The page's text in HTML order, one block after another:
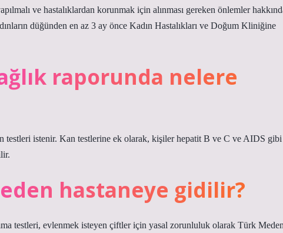
ve hastalıklardan korunmak için alınması gereken önlemler
düğünden en az 3 ay önce Kadın Hastalıkları ve Doğum Kliniğine
raporunda nelere
istenir. Kan testlerine ek olarak, kişiler hepatit B ve C ve AIDS gibi
hastaneye gidilir?
testleri, evlenmek isteyen çiftler için yasal zorunluluk olarak Türk